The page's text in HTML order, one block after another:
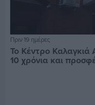
Πριν 19 ημέρες
Το Κέντρο Καλαγκιά
10 χρόνια και